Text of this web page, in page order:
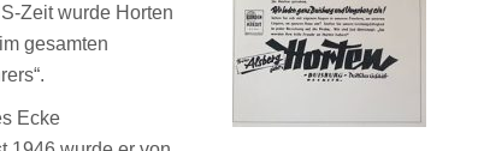
Zeit wurde Horten
gesamten
Ecke